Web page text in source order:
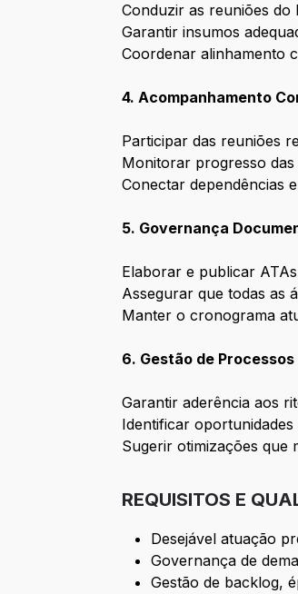
Conduzir as reuniões do
Garantir insumos
Coordenar alinhamento
4. Acompanhamento
Participar das reuniões
Monitorar progresso
Conectar dependências
5. Governança
Elaborar e publicar
Assegurar que todas as
Manter o cronograma
6. Gestão de
Garantir aderência aos
Identificar
Sugerir otimizações que
REQUISITOS E
Desejável atuação
Governança de
Gestão de backlog,